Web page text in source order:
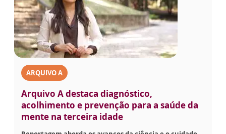
ARQUIVO A
Arquivo A destaca diagnóstico,
acolhimento e prevenção para a saúde da
mente na terceira idade